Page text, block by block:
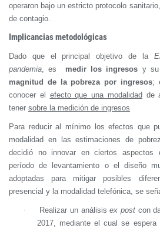
operaron bajo un estricto protocolo
de contagio.
Implicancias metodológicas
Dado que el principal objetivo de la
pandemia , es medir los ingresos y su
magnitud de la pobreza por ingresos;
conocer el efecto que una modalidadde
tener sobre la medición de ingresos
Para reducir al mínimo los efectos que
modalidad en las estimaciones de
decidió no innovar en ciertos aspectos
período de levantamiento o el diseño
adoptadas para mitigar posibles
presencial y la modalidad telefónica, se
· Realizar un análisisex postcon
2017, mediante el cual se